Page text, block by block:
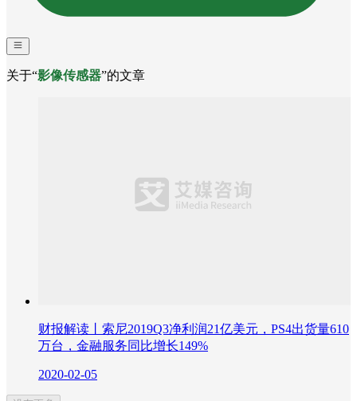
关于“影像传感器”的文章
财报解读丨索尼2019Q3净利润21亿美元，PS4出货量610
万台，金融服务同比增长149%
2020-02-05